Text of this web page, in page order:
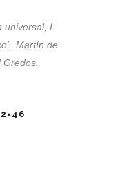
universal, I.
Martín de